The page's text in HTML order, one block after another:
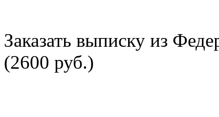
Заказать выписку из
(2600 руб.)